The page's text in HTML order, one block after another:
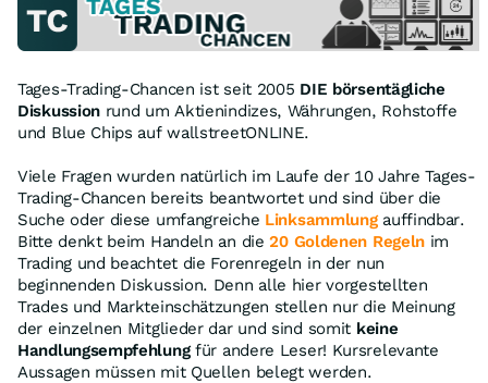
Tages-Trading-Chancen ist seit 2005 DIE börsentägliche
Diskussion rund um Aktienindizes, Währungen, Rohstoffe
und Blue Chips auf wallstreetONLINE.
Viele Fragen wurden natürlich im Laufe der 10 Jahre Tages-
Trading-Chancen bereits beantwortet und sind über die
Suche oder diese umfangreiche Linksammlungauffindbar.
Bitte denkt beim Handeln an die20 Goldenen Regeln im
Trading und beachtet die Forenregeln in der nun
beginnenden Diskussion. Denn alle hier vorgestellten
Trades und Markteinschätzungen stellen nur die Meinung
der einzelnen Mitglieder dar und sind somit keine
Handlungsempfehlungfür andere Leser! Kursrelevante
Aussagen müssen mit Quellen belegt werden.